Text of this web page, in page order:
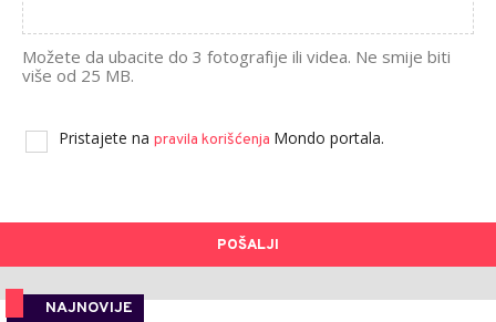
Možete da ubacite do 3 fotografije ili videa. Ne smije biti
više od 25 MB.
Pristajete na pravila korišćenja Mondo portala.
POŠALJI
NAJNOVIJE